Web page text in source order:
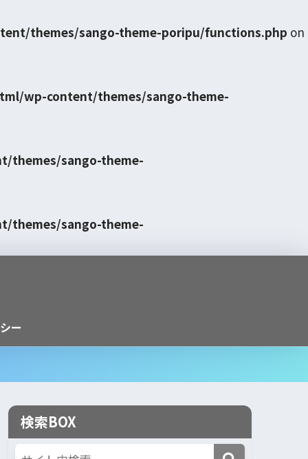
themes/sango-theme-poripu/functions.php on
wp-content/themes/sango-theme-
themes/sango-theme-
themes/sango-theme-
ー
検索BOX